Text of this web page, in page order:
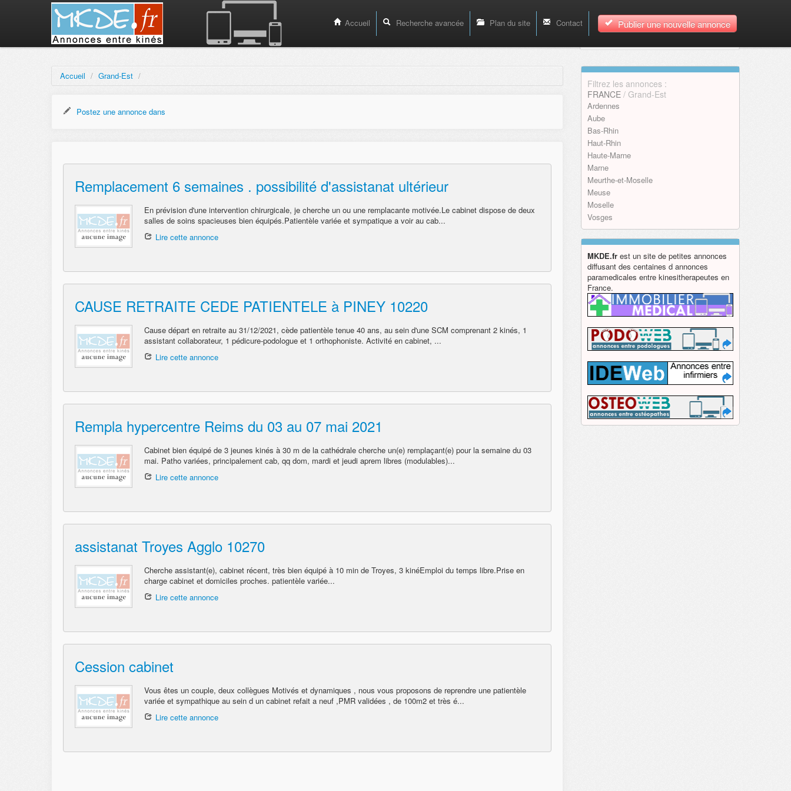
Publier une nouvelle annonce
Accueil Recherche avancée Plan du site Contact
Accueil / Grand-Est /
Postez une annonce dans
Remplacement 6 semaines . possibilité d'assistanat ultérieur
En prévision d'une intervention chirurgicale, je cherche un ou une remplacante motivée.Le cabinet dispose de deux
salles de soins spacieuses bien équipés.Patientèle variée et sympatique a voir au cab...
Lire cette annonce
CAUSE RETRAITE CEDE PATIENTELE à PINEY 10220
Cause départ en retraite au 31/12/2021, cède patientèle tenue 40 ans, au sein d'une SCM comprenant 2 kinés, 1
assistant collaborateur, 1 pédicure-podologue et 1 orthophoniste. Activité en cabinet, ...
Lire cette annonce
Rempla hypercentre Reims du 03 au 07 mai 2021
Cabinet bien équipé de 3 jeunes kinés à 30 m de la cathédrale cherche un(e) remplaçant(e) pour la semaine du 03
mai. Patho variées, principalement cab, qq dom, mardi et jeudi aprem libres (modulables)...
Lire cette annonce
assistanat Troyes Agglo 10270
Cherche assistant(e), cabinet récent, très bien équipé à 10 min de Troyes, 3 kinéEmploi du temps libre.Prise en
charge cabinet et domiciles proches. patientèle variée...
Lire cette annonce
Cession cabinet
Vous êtes un couple, deux collègues Motivés et dynamiques , nous vous proposons de reprendre une patientèle
variée et sympathique au sein d un cabinet refait a neuf ,PMR validées , de 100m2 et très é...
Lire cette annonce
Filtrez les annonces :
FRANCE / Grand-Est
Ardennes
Aube
Bas-Rhin
Haut-Rhin
Haute-Marne
Marne
Meurthe-et-Moselle
Meuse
Moselle
Vosges
MKDE.fr est un site de petites annonces
diffusant des centaines d annonces
paramedicales entre kinesitherapeutes en
France.